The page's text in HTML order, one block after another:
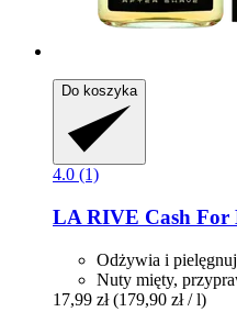
Do koszyka
4.0 (1)
LA RIVE Cash For
Odżywia i
Nuty mięty,
17,99 zł (179,90 zł / l)